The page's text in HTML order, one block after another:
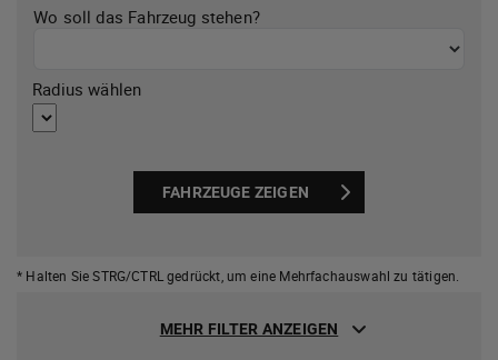
Wo soll das Fahrzeug stehen?
Radius wählen
FAHRZEUGE ZEIGEN
* Halten Sie STRG/CTRL gedrückt, um eine Mehrfachauswahl zu tätigen.
MEHR FILTER ANZEIGEN